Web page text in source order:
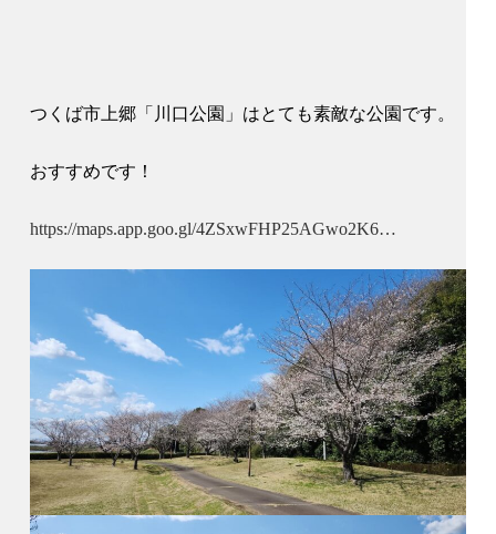
つくば市上郷「川口公園」はとても素敵な公園です。
おすすめです！
https://maps.app.goo.gl/4ZSxwFHP25AGwo2K6…